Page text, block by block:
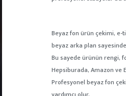
Beyaz fon ürün çekimi,
beyaz arka plan
Bu sayede ürünün rengi,
Hepsiburada, Amazon
Profesyonel beyaz fon